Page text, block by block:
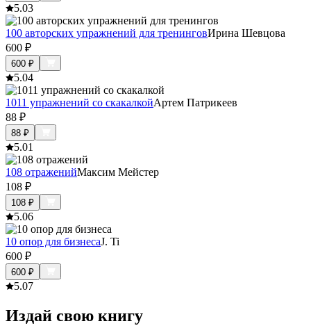
5.03
100 авторских упражнений для тренинговИрина Шевцова
600 ₽
600 ₽
5.04
1011 упражнений со скакалкойАртем Патрикеев
88 ₽
88 ₽
5.01
108 отраженийМаксим Мейстер
108 ₽
108 ₽
5.06
10 опор для бизнесаJ. Ti
600 ₽
600 ₽
5.07
Издай свою книгу